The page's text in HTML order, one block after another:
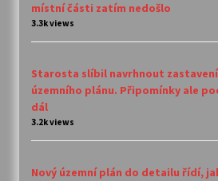
místní části zatím nedošlo
3.3k views
Starosta slíbil navrhnout
územního plánu. Připomínky ale
dál
3.2k views
Nový územní plán do detailu řídí,